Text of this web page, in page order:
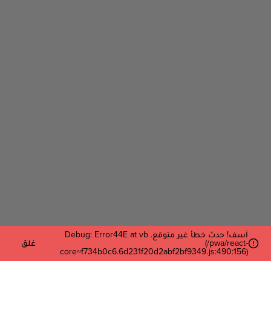
آسف! حدث خطأ غير متوقع. Debug: Error44E at vb
(/pwa/react-
core~f734b0c6.6d231f20d2abf2bf9349.js:490:156)
غلق